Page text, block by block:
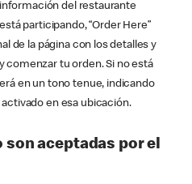
del restaurante
participando, “Order Here”
de la página con los detalles y
comenzar tu orden. Si no está
en un tono tenue, indicando
en esa ubicación.
son aceptadas por el